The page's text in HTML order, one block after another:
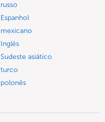
russo
Espanhol
mexicano
Inglês
Sudeste asiático
turco
polonês